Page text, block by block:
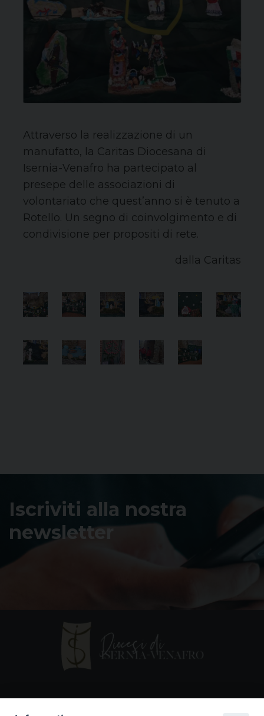
Attraverso la realizzazione di un
manufatto, la Caritas Diocesana di
Isernia-Venafro ha partecipato al
presepe delle associazioni di
volontariato che quest’anno si è tenuto a
Rotello. Un segno di coinvolgimento e di
condivisione per propositi di rete.
dalla Caritas
Iscriviti alla nostra
newsletter